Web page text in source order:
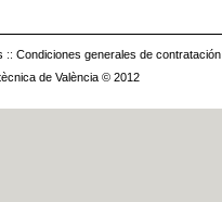
:: Condiciones generales de contratación
de València © 2012